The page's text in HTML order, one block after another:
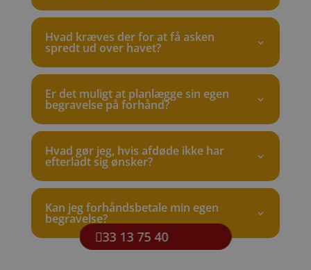
Hvad kræves der for at få asken
spredt ud over havet?
Er det muligt at planlægge sin egen
begravelse på forhånd?
Hvad gør jeg, hvis afdøde ikke har
efterladt sig ønsker?
Kan jeg forhåndsbetale min egen
begravelse?
33 13 75 40